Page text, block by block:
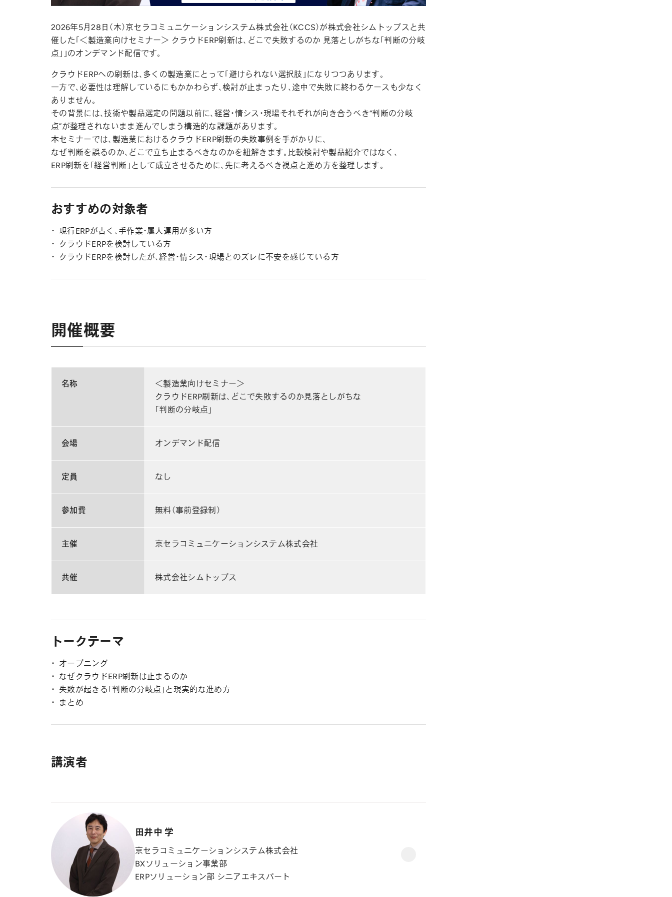
2026年5月28日（木）京セラコミュニケーションシステム株式会社（KCCS）が株式会社シムトップスと共
催した「＜製造業向けセミナー＞ クラウドERP刷新は、どこで失敗するのか 見落としがちな「判断の分岐
点」」のオンデマンド配信です。
クラウドERPへの刷新は、多くの製造業にとって「避けられない選択肢」になりつつあります。
一方で、必要性は理解しているにもかかわらず、検討が止まったり、途中で失敗に終わるケースも少なく
ありません。
その背景には、技術や製品選定の問題以前に、経営・情シス・現場それぞれが向き合うべき“判断の分岐
点”が整理されないまま進んでしまう構造的な課題があります。
本セミナーでは、製造業におけるクラウドERP刷新の失敗事例を手がかりに、
なぜ判断を誤るのか、どこで立ち止まるべきなのかを紐解きます。比較検討や製品紹介ではなく、
ERP刷新を「経営判断」として成立させるために、先に考えるべき視点と進め方を整理します。
おすすめの対象者
現行ERPが古く、手作業・属人運用が多い方
クラウドERPを検討している方
クラウドERPを検討したが、経営・情シス・現場とのズレに不安を感じている方
開催概要
名称
＜製造業向けセミナー＞
クラウドERP刷新は、どこで失敗するのか見落としがちな
「判断の分岐点」
会場 オンデマンド配信
定員 なし
参加費 無料（事前登録制）
主催 京セラコミュニケーションシステム株式会社
共催 株式会社シムトップス
トークテーマ
オープニング
なぜクラウドERP刷新は止まるのか
失敗が起きる「判断の分岐点」と現実的な進め方
まとめ
講演者
田井中 学
京セラコミュニケーションシステム株式会社
BXソリューション事業部
ERPソリューション部 シニアエキスパート